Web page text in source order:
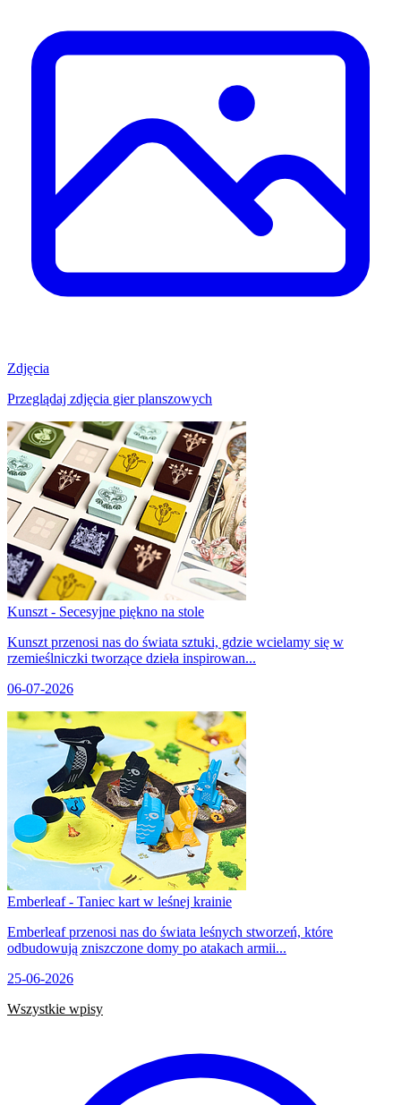
Zdjęcia
Przeglądaj zdjęcia gier planszowych
Kunszt - Secesyjne piękno na stole
Kunszt przenosi nas do świata sztuki, gdzie wcielamy się w
rzemieślniczki tworzące dzieła inspirowan...
06-07-2026
Emberleaf - Taniec kart w leśnej krainie
Emberleaf przenosi nas do świata leśnych stworzeń, które
odbudowują zniszczone domy po atakach armii...
25-06-2026
Wszystkie wpisy